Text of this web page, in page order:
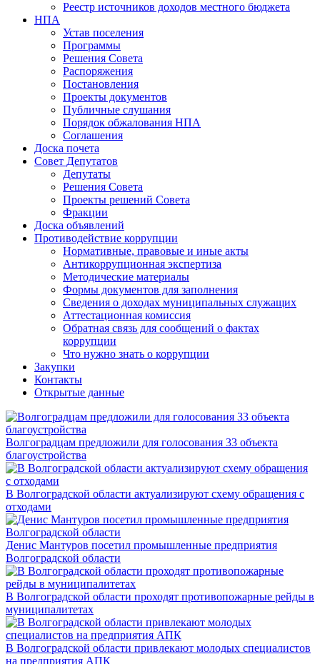
Реестр источников доходов местного бюджета
НПА
Устав поселения
Программы
Решения Совета
Распоряжения
Постановления
Проекты документов
Публичные слушания
Порядок обжалования НПА
Соглашения
Доска почета
Совет Депутатов
Депутаты
Решения Совета
Проекты решений Совета
Фракции
Доска объявлений
Противодействие коррупции
Нормативные, правовые и иные акты
Антикоррупционная экспертиза
Методические материалы
Формы документов для заполнения
Сведения о доходах муниципальных служащих
Аттестационная комиссия
Обратная связь для сообщений о фактах
коррупции
Что нужно знать о коррупции
Закупки
Контакты
Открытые данные
Волгоградцам предложили для голосования 33 объекта
благоустройства
В Волгоградской области актуализируют схему обращения с
отходами
Денис Мантуров посетил промышленные предприятия
Волгоградской области
В Волгоградской области проходят противопожарные рейды в
муниципалитетах
В Волгоградской области привлекают молодых специалистов
на предприятия АПК